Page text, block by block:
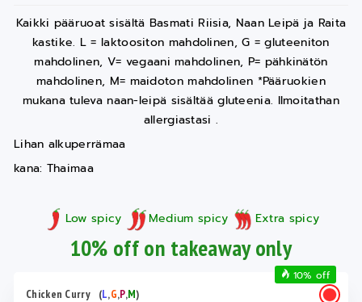
Kaikki pääruoat sisältä Basmati Riisia, Naan Leipä ja Raita
kastike. L = laktoositon mahdolinen, G = gluteeniton
mahdolinen, V= vegaani mahdolinen, P= pähkinätön
mahdolinen, M= maidoton mahdolinen *Pääruokien
mukana tuleva naan-leipä sisältää gluteenia. Ilmoitathan
allergiastasi .
Lihan alkuperrämaa
kana: Thaimaa
Low spicy Medium spicy Extra spicy
10% off on takeaway only
Chicken Curry (L,G,P,M)
10% off